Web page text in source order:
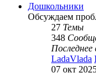
Дошкольники
Обсуждаем
27 Темы
348
Последнее
LadaVlada
07 окт